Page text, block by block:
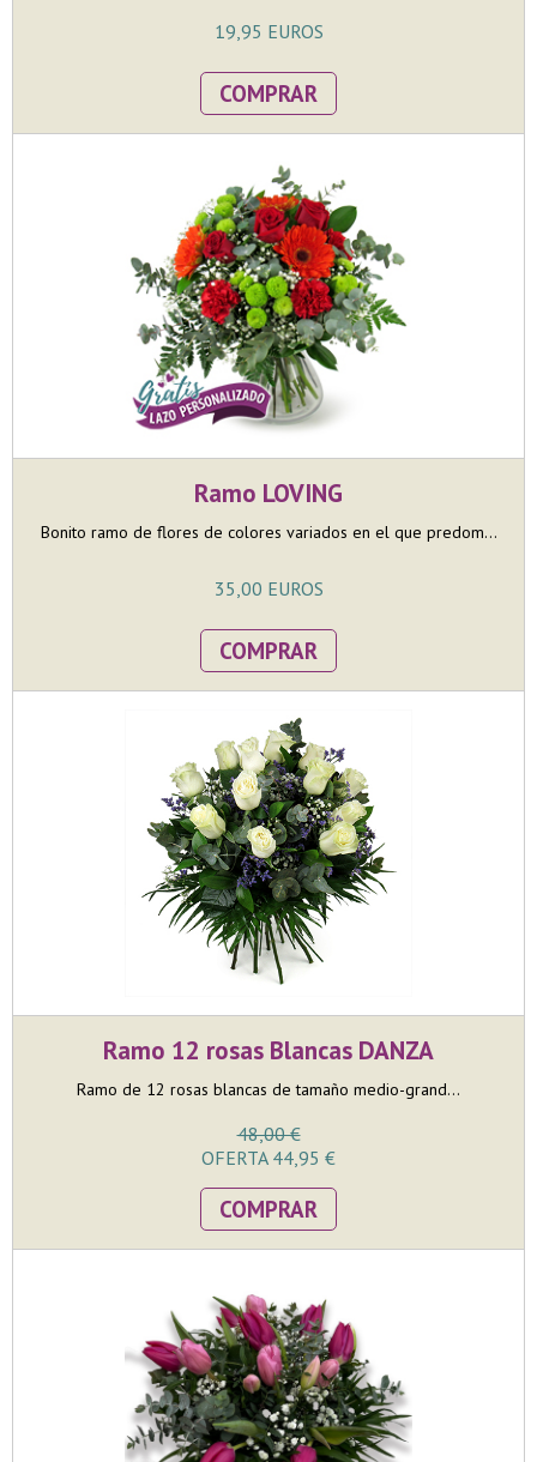
19,95 EUROS
COMPRAR
Ramo LOVING
Bonito ramo de flores de colores variados en el que predom...
35,00 EUROS
COMPRAR
Ramo 12 rosas Blancas DANZA
Ramo de 12 rosas blancas de tamaño medio-grand...
48,00 €
OFERTA 44,95 €
COMPRAR